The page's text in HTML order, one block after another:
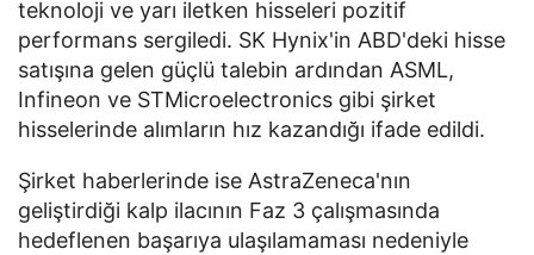
teknoloji ve yarı iletken hisseleri pozitif
performans sergiledi. SK Hynix'in ABD'deki hisse
satışına gelen güçlü talebin ardından ASML,
Infineon ve STMicroelectronics gibi şirket
hisselerinde alımların hız kazandığı ifade edildi.
Şirket haberlerinde ise AstraZeneca'nın
geliştirdiği kalp ilacının Faz 3 çalışmasında
hedeflenen başarıya ulaşılamaması nedeniyle